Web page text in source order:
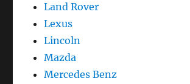
Land Rover
Lexus
Lincoln
Mazda
Mercedes Benz